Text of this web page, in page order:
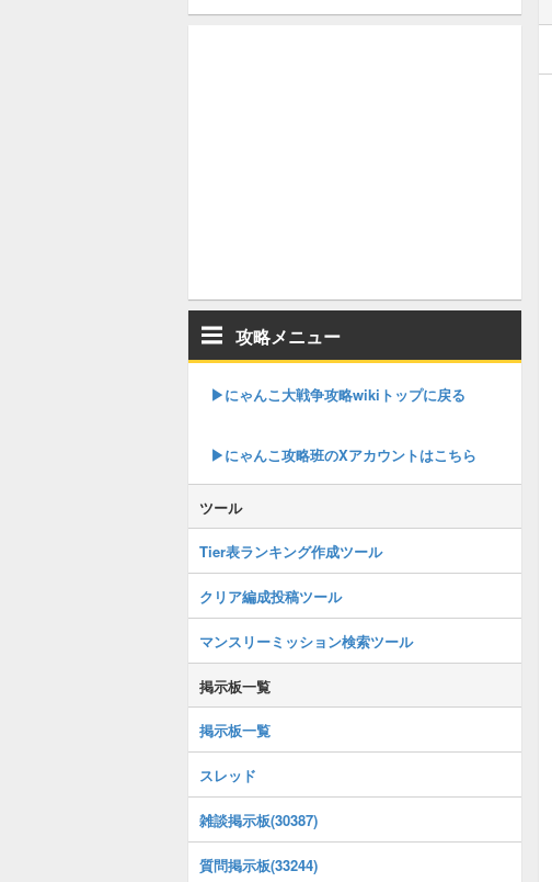
攻略メニュー
▶︎にゃんこ大戦争攻略wikiトップに戻る
▶︎にゃんこ攻略班のXアカウントはこちら
ツール
Tier表ランキング作成ツール
クリア編成投稿ツール
マンスリーミッション検索ツール
掲示板一覧
掲示板一覧
スレッド
雑談掲示板(30387)
質問掲示板(33244)